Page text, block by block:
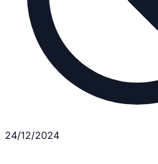
24/12/2024